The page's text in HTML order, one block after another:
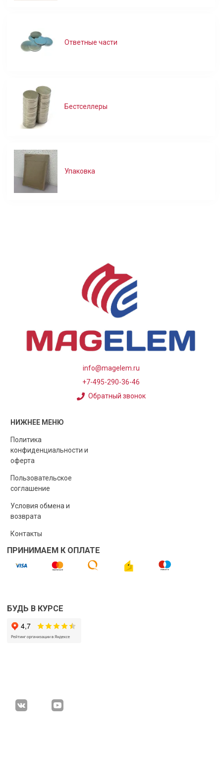
Ответные части
Бестселлеры
Упаковка
info@magelem.ru
+7-495-290-36-46
Обратный звонок
НИЖНЕЕ МЕНЮ
Политика
конфиденциальности и
оферта
Пользовательское
соглашение
Условия обмена и
возврата
Контакты
ПРИНИМАЕМ К ОПЛАТЕ
БУДЬ В КУРСЕ